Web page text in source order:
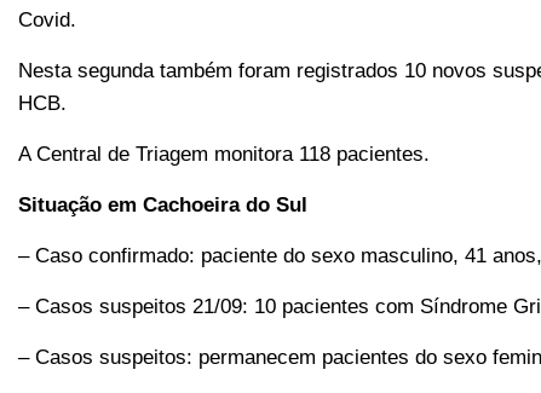
Covid.
Nesta segunda também foram registrados 10 novos
HCB.
A Central de Triagem monitora 118 pacientes.
Situação em Cachoeira do Sul
– Caso confirmado: paciente do sexo masculino, 41
– Casos suspeitos 21/09: 10 pacientes com Síndrome
– Casos suspeitos: permanecem pacientes do sexo